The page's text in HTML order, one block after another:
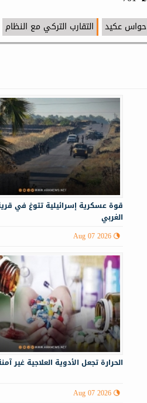
حواس عكيد التقارب التركي مع النظام
قوة عسكرية إسرائيلية تتوغ في
الغربي
Aug 07 2026
الحرارة تجعل الأدوية العلاجية غير
Aug 07 2026